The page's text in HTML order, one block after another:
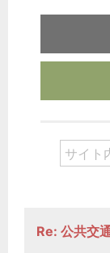
Re: 公共交